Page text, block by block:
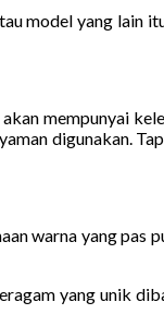
model yang lain
mempunyai
digunakan.
warna yang pas
yang unik